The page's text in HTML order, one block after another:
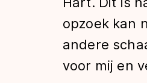
Tijden
De
opzoek kan
andere
voor mij en